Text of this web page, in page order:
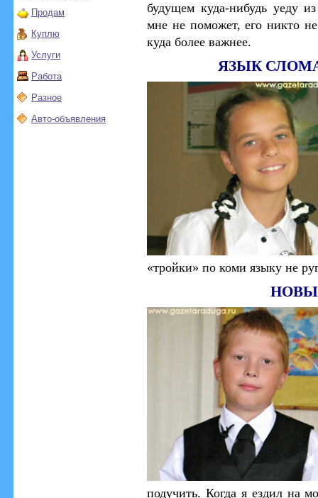
Продам
Куплю
Услуги
Работа
Разное
Авто-объявления
будущем куда-нибудь уеду
мне не поможет, его никто
куда более важнее.
ЯЗЫК
«тройки» по коми языку не
подучить. Когда я ездил на